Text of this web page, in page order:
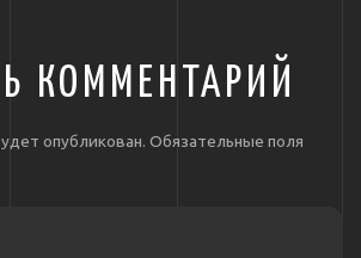
КОММЕНТАРИЙ
опубликован. Обязательные поля